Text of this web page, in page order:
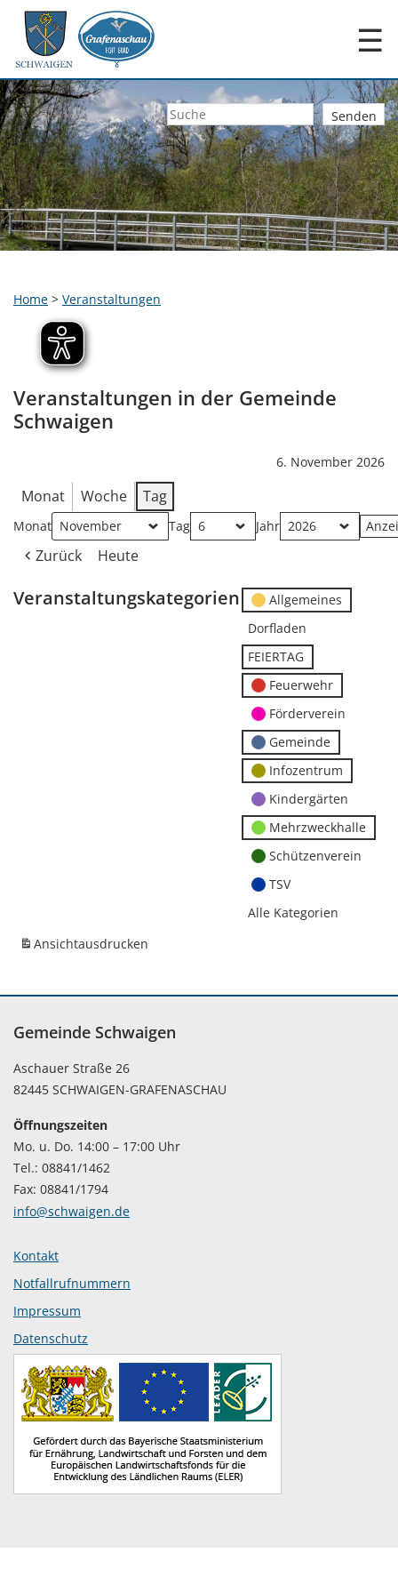
☰
Home > Veranstaltungen
Veranstaltungen in der Gemeinde
Schwaigen
6. November 2026
Monat Woche Tag
Monat Tag Jahr
Zurück Heute
Veranstaltungskategorien
Allgemeines
Dorfladen
FEIERTAG
Feuerwehr
Förderverein
Gemeinde
Infozentrum
Kindergärten
Mehrzweckhalle
Schützenverein
TSV
Alle Kategorien
Ansichtausdrucken
Gemeinde Schwaigen
Aschauer Straße 26
82445 SCHWAIGEN-GRAFENASCHAU
Öffnungszeiten
Mo. u. Do. 14:00 – 17:00 Uhr
Tel.: 08841/1462
Fax: 08841/1794
info@schwaigen.de
Kontakt
Notfallrufnummern
Impressum
Datenschutz